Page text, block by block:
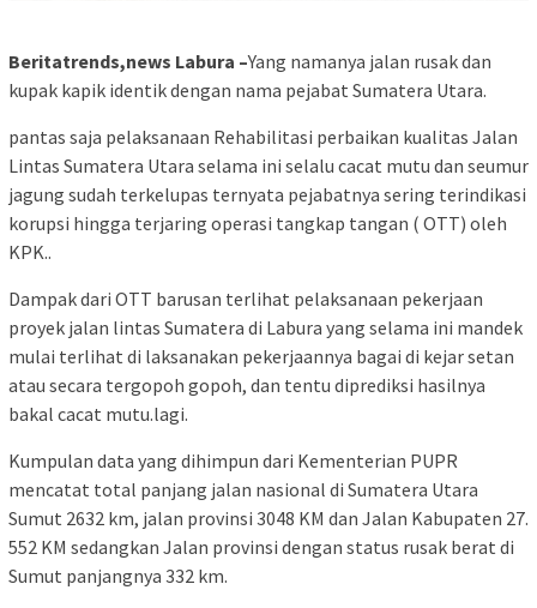
Beritatrends,news Labura –Yang namanya jalan rusak dan
kupak kapik identik dengan nama pejabat Sumatera Utara.
pantas saja pelaksanaan Rehabilitasi perbaikan kualitas Jalan
Lintas Sumatera Utara selama ini selalu cacat mutu dan seumur
jagung sudah terkelupas ternyata pejabatnya sering terindikasi
korupsi hingga terjaring operasi tangkap tangan ( OTT) oleh
KPK..
Dampak dari OTT barusan terlihat pelaksanaan pekerjaan
proyek jalan lintas Sumatera di Labura yang selama ini mandek
mulai terlihat di laksanakan pekerjaannya bagai di kejar setan
atau secara tergopoh gopoh, dan tentu diprediksi hasilnya
bakal cacat mutu.lagi.
Kumpulan data yang dihimpun dari Kementerian PUPR
mencatat total panjang jalan nasional di Sumatera Utara
Sumut 2632 km, jalan provinsi 3048 KM dan Jalan Kabupaten 27.
552 KM sedangkan Jalan provinsi dengan status rusak berat di
Sumut panjangnya 332 km.